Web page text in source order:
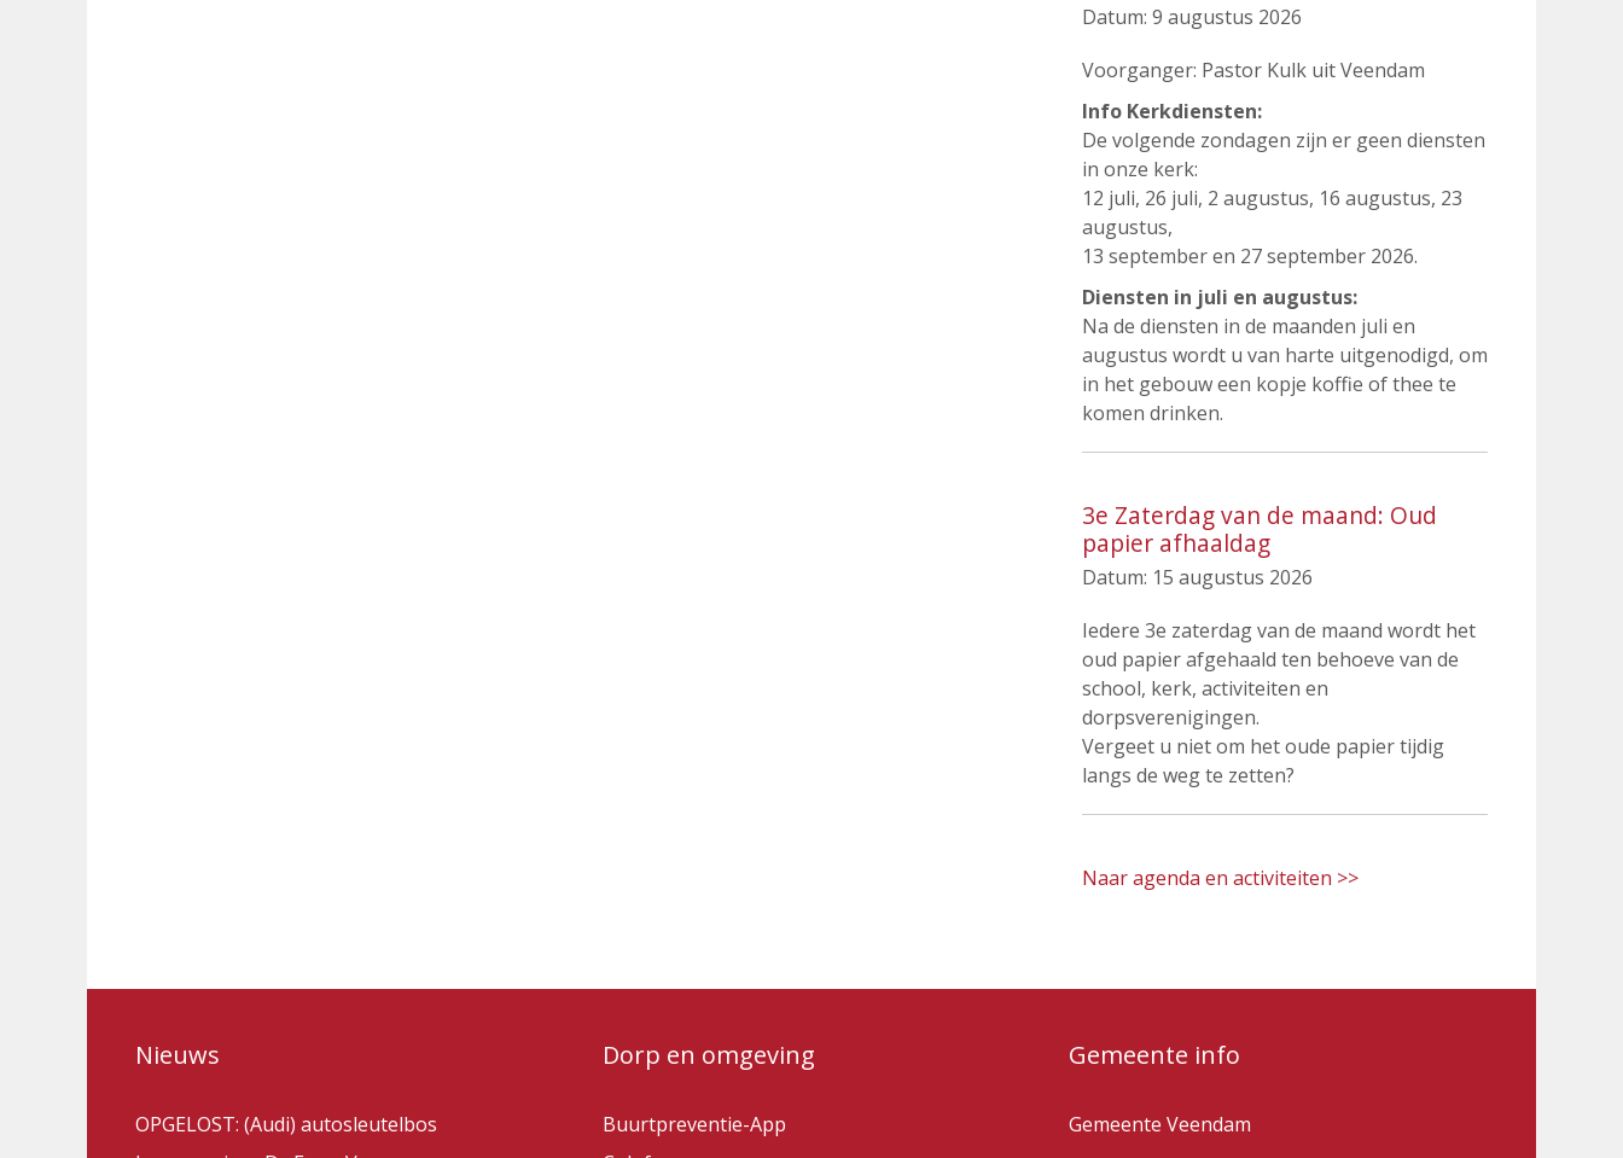
Datum: 9 augustus 2026
Voorganger: Pastor Kulk uit Veendam
Info Kerkdiensten:
De volgende zondagen zijn er geen diensten
in onze kerk:
12 juli, 26 juli, 2 augustus, 16 augustus, 23
augustus,
13 september en 27 september 2026.
Diensten in juli en augustus:
Na de diensten in de maanden juli en
augustus wordt u van harte uitgenodigd, om
in het gebouw een kopje koffie of thee te
komen drinken.
3e Zaterdag van de maand: Oud
papier afhaaldag
Datum: 15 augustus 2026
Iedere 3e zaterdag van de maand wordt het
oud papier afgehaald ten behoeve van de
school, kerk, activiteiten en
dorpsverenigingen.
Vergeet u niet om het oude papier tijdig
langs de weg te zetten?
Naar agenda en activiteiten >>
Nieuws
OPGELOST: (Audi) autosleutelbos
Dorp en omgeving
Buurtpreventie-App
Gemeente info
Gemeente Veendam